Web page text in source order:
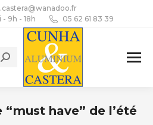
9h - 18h
05 62 61 83 39
“must have” de l’été